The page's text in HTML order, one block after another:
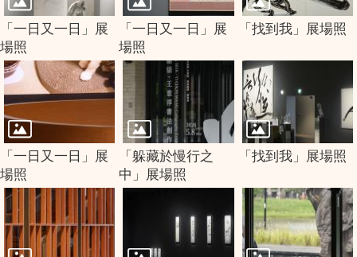
「一日又一日」展
場照
「一日又一日」展
場照
「找到我」展場照
「一日又一日」展
場照
「躲藏於慢行之
中」展場照
「找到我」展場照